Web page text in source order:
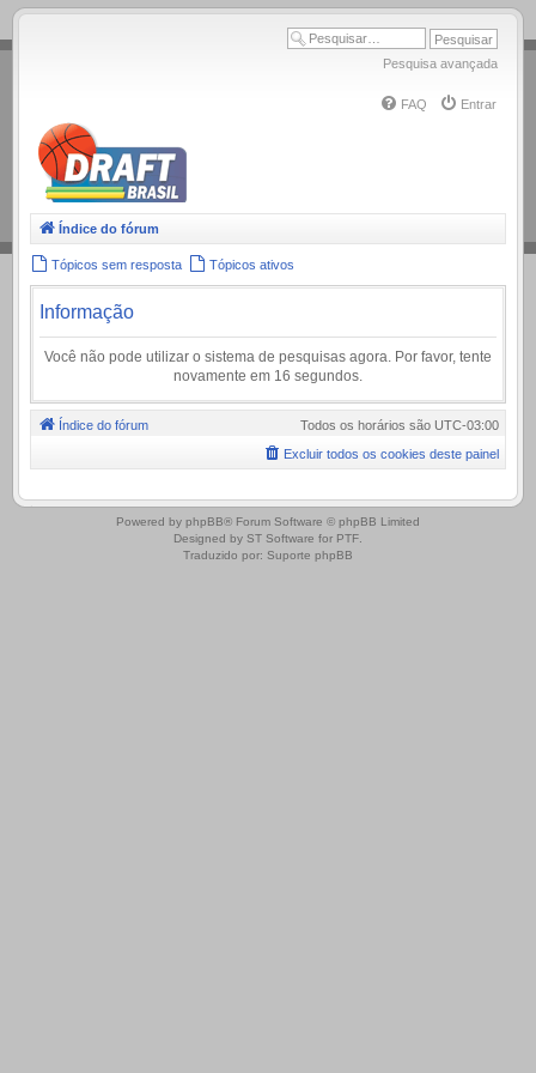
.
Pesquisa avançada
FAQ Entrar
Índice do fórum
Tópicos sem resposta Tópicos ativos
Informação
Você não pode utilizar o sistema de pesquisas agora. Por favor, tente
novamente em 16 segundos.
Índice do fórum Todos os horários são UTC-03:00
Excluir todos os cookies deste painel
.
Powered by phpBB® Forum Software © phpBB Limited
Designed by ST Software for PTF
Traduzido por: Suporte phpBB